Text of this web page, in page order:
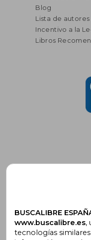
Blog
Lista de autores
Incentivo a la
Libros
Suscríbete
BUSCALIBRE
www.buscalibre.es,
tecnologías